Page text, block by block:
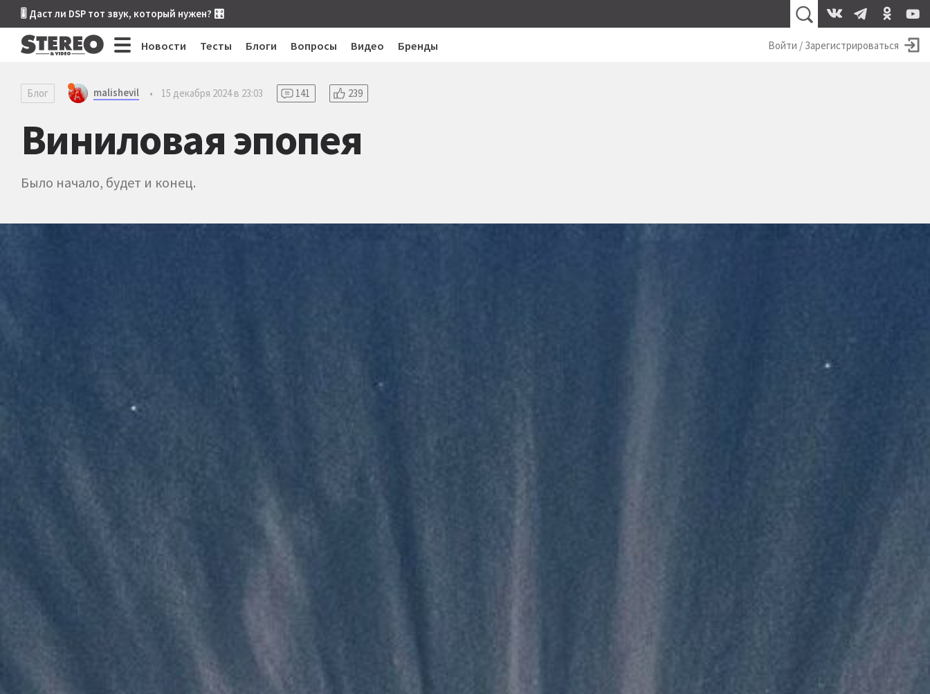
🎚 Даст ли DSP тот звук, который нужен? 🎛
Новости Тесты Блоги Вопросы Видео Бренды Войти / Зарегистрироваться
Блог malishevil • 15 декабря 2024 в 23:03 141 239
Виниловая эпопея
Было начало, будет и конец.